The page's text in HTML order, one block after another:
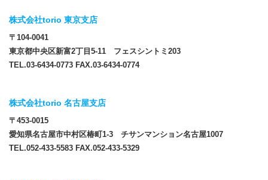
株式会社torio 東京支店
〒104-0041
東京都中央区新富2丁目5-11 フェスシントミ203
TEL.03-6434-0773 FAX.03-6434-0774
株式会社torio 名古屋支店
〒453-0015
愛知県名古屋市中村区椿町1-3 チサンマンション名古屋1007
TEL.052-433-5583 FAX.052-433-5329